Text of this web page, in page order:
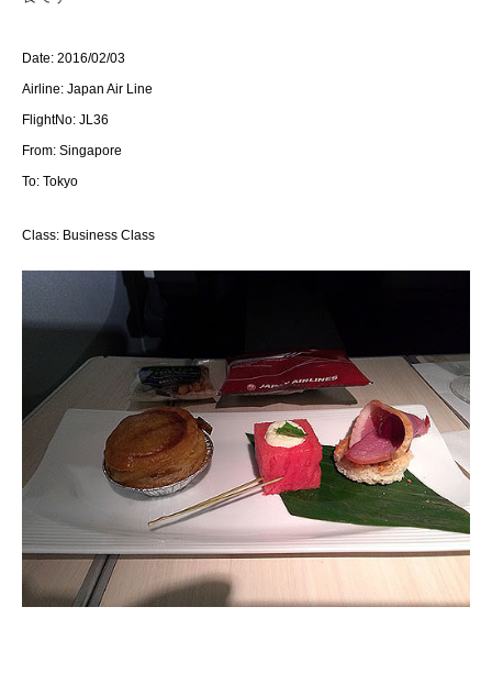
Date: 2016/02/03
Airline: Japan Air Line
FlightNo: JL36
From: Singapore
To: Tokyo
Class: Business Class